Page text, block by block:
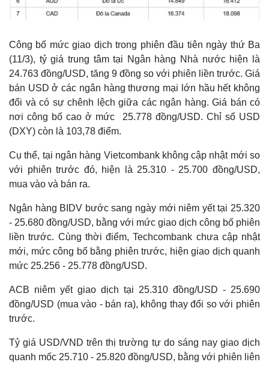
Thế giới
Quan sát
Cuộc sống đó đây
Hồ sơ
Multimedia
Video
Ảnh
E-Magazine
Infographic
Công bố mức giao dịch trong phiên đầu tiên ngày thứ Ba
(11/3), tỷ giá trung tâm tại Ngân hàng Nhà nước hiện là
24.763 đồng/USD, tăng 9 đồng so với phiên liền trước. Giá
bán USD ở các ngân hàng thương mại lớn hầu hết không
đổi và có sự chênh lệch giữa các ngân hàng. Giá bán có
nơi công bố cao ở mức 25.778 đồng/USD. Chỉ số USD
(DXY) còn là 103,78 điểm.
Cụ thể, tại ngân hàng Vietcombank không cập nhật mới so
với phiên trước đó, hiện là 25.310 - 25.700 đồng/USD,
mua vào và bán ra.
Ngân hàng BIDV bước sang ngày mới niêm yết tại 25.320
- 25.680 đồng/USD, bằng với mức giao dịch công bố phiên
liền trước. Cùng thời điểm, Techcombank chưa cập nhật
mới, mức công bố bằng phiên trước, hiện giao dịch quanh
mức 25.256 - 25.778 đồng/USD.
ACB niêm yết giao dịch tại 25.310 đồng/USD - 25.690
đồng/USD (mua vào - bán ra), không thay đổi so với phiên
trước.
Tỷ giá USD/VND trên thị trường tự do sáng nay giao dịch
quanh mốc 25.710 - 25.820 đồng/USD, bằng với phiên liên